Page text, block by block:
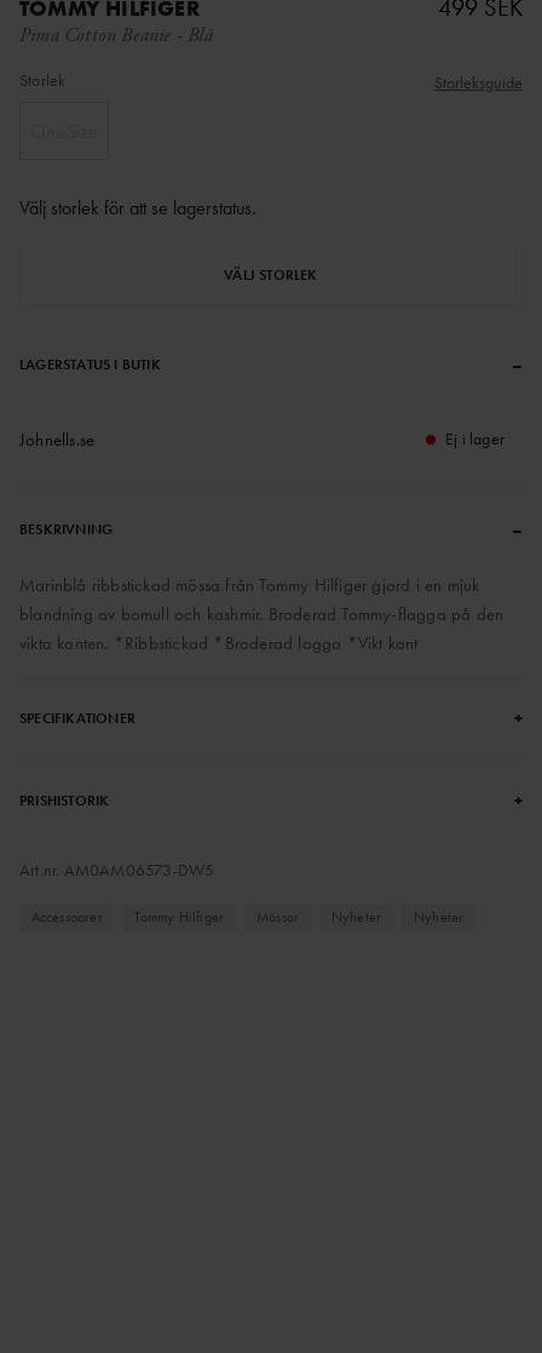
TOMMY HILFIGER
Pima Cotton Beanie - Blå
499 SEK
Storlek Storleksguide
Välj storlek för att se lagerstatus.
VÄLJ STORLEK
LAGERSTATUS I BUTIK –
Johnells.se Ej i lager
BESKRIVNING –
Marinblå ribbstickad mössa från Tommy Hilfiger gjord i en mjuk
blandning av bomull och kashmir. Broderad Tommy-flagga på den
vikta kanten. *Ribbstickad *Broderad logga *Vikt kant
SPECIFIKATIONER +
PRISHISTORIK +
Art.nr. AM0AM06573-DW5
Accessoarer Tommy Hilfiger Mössor Nyheter Nyheter